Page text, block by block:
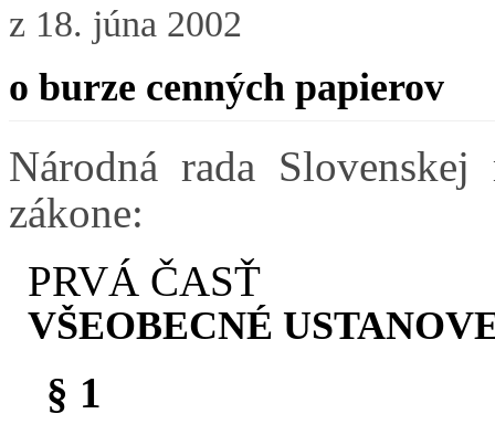
z 18. júna 2002
o burze cenných papierov
Národná rada
zákone:
PRVÁ ČASŤ
VŠEOBECNÉ
§ 1